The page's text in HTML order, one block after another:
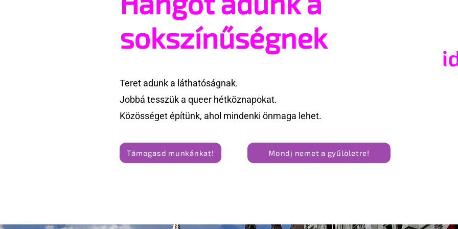
beszél a mellkasi műtétek
Te is részt vehetsz a Pécs
Pride megvalósításában
sokszínűségnek
Teret adunk a láthatóságnak.
Jobbá tesszük a queer hétköznapokat.
Közösséget építünk, ahol mindenki önmaga lehet.
Támogasd munkánkat! Mondj nemet a gyűlöletre!